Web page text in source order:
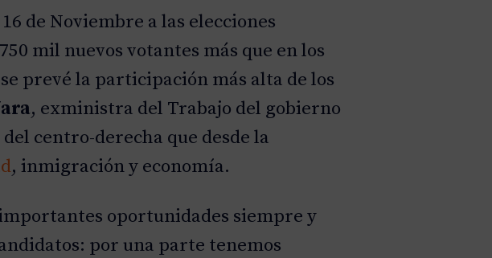
de Noviembre a las elecciones
mil nuevos votantes más que en los
prevé la participación más alta de los
, exministra del Trabajo del gobierno
centro-derecha que desde la
, inmigración y economía.
oportunidades siempre y
por una parte tenemos